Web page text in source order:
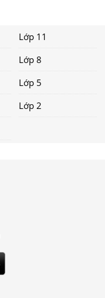
Lớp 11
Lớp 8
Lớp 5
Lớp 2